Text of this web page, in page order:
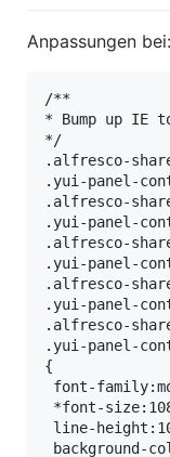
Anpassungen bei:
/**
* Bump up IE
*/
.alfresco-
.yui-panel-
.alfresco-
.yui-panel-
.alfresco-
.yui-panel-
.alfresco-
.yui-panel-
.alfresco-
.yui-panel-
{
font-
*font-
line-
background-